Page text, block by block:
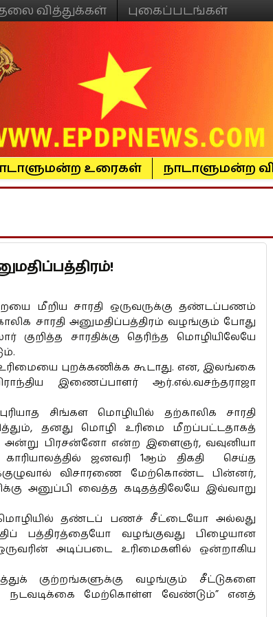
வித்துக்கள் புகைப்படங்கள்
உரைகள் நாடாளுமன்ற
மீறிய சாரதி ஒருவருக்கு தண்டப்பணம்
சாரதி அனுமதிப்பத்திரம் வழங்கும் போது
குறித்த சாரதிக்கு தெரிந்த மொழியிலேயே
புறக்கணிக்க கூடாது. என, இலங்கை
இணைப்பாளர் ஆர்.எல்.வசந்தராஜா
சிங்கள மொழியில் தற்காலிக சாரதி
தனது மொழி உரிமை மீறப்பட்டதாகத்
அன்று பிரசன்னோ என்ற இளைஞர், வவுனியா
ஜனவரி 1ஆம் திகதி
செய்த
விசாரணை மேற்கொண்ட பின்னர்,
அனுப்பி வைத்த கடிதத்திலேயே இவ்வாறு
மொழியில் தண்டப் பணச் சீட்டையோ அல்லது
பத்திரத்தையோ வழங்குவது பிழையான
அடிப்படை உரிமைகளில் ஒன்றாகிய
குற்றங்களுக்கு வழங்கும் சீட்டுகளை
நடவடிக்கை மேற்கொள்ள வேண்டும்” எனத்